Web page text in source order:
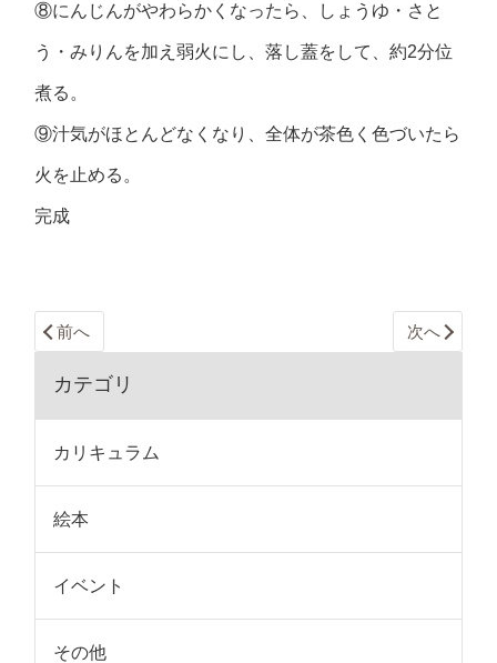
⑧にんじんがやわらかくなったら、しょうゆ・さと
う・みりんを加え弱火にし、落し蓋をして、約2分位
煮る。
⑨汁気がほとんどなくなり、全体が茶色く色づいたら
火を止める。
完成
前へ 次へ
カテゴリ
カリキュラム
絵本
イベント
その他